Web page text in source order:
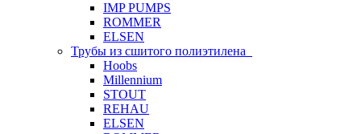
IMP PUMPS
ROMMER
ELSEN
Трубы из сшитого полиэтилена
Hoobs
Millennium
STOUT
REHAU
ELSEN